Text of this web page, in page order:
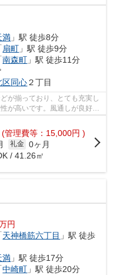
満 」駅 徒歩8分
扇町 」駅 徒歩9分
南森町 」駅 徒歩11分
区同心２丁目
が揃っており、とても充実し
が高いです。風通しが良好な
(管理費等：15,000円 )
礼金 0ヶ月
/ 41.26㎡
円
天神橋筋六丁目 」駅 徒歩
満 」駅 徒歩17分
中崎町 」駅 徒歩20分